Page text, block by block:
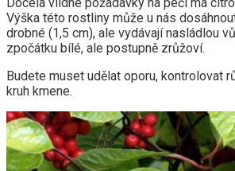
Výška této rostliny může u nás
drobné (1,5 cm), ale vydávají nasládlou
zpočátku bílé, ale postupně zrůžoví.
Budete muset udělat oporu, kontrolovat
kruh kmene.